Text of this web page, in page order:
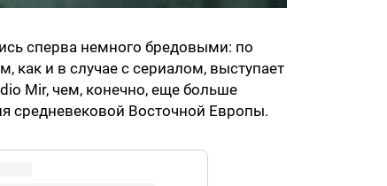
сперва немного бредовыми: по
как и в случае с сериалом, выступает
Mir, чем, конечно, еще больше
средневековой Восточной Европы.